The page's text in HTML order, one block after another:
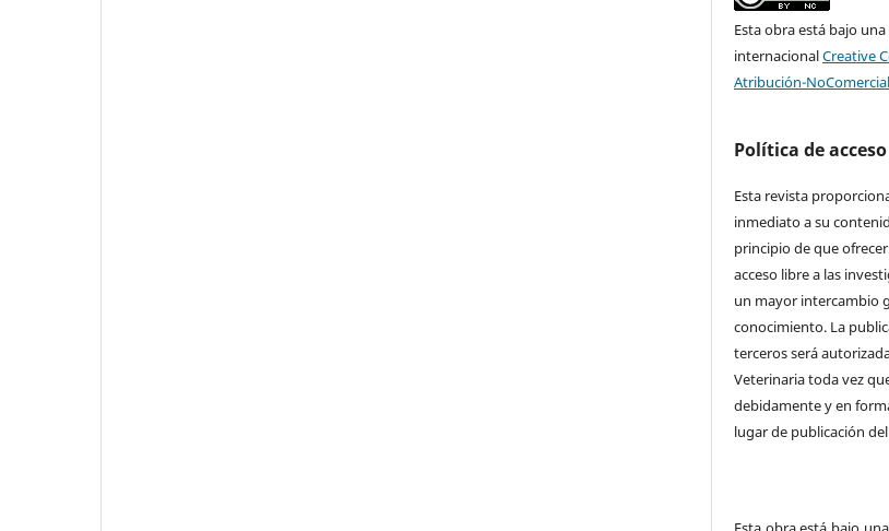
Esta obra está bajo una
internacionalCreative
Atribución-
Política de
Esta revista
inmediato a su
principio de que
acceso libre a las
un mayor intercambio
conocimiento. La
terceros será
Veterinaria toda vez
debidamente y en
lugar de publicación